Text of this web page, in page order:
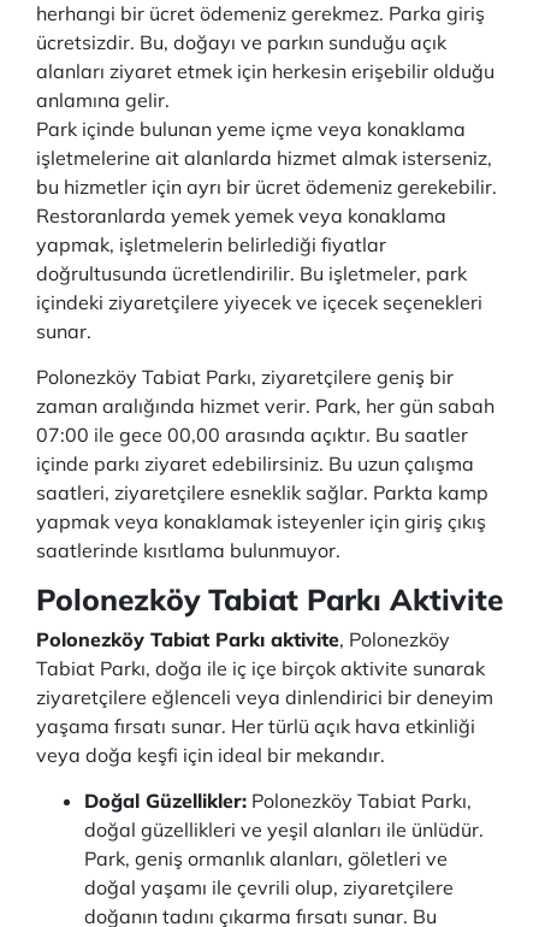
herhangi bir ücret ödemeniz gerekmez. Parka giriş
ücretsizdir. Bu, doğayı ve parkın sunduğu açık
alanları ziyaret etmek için herkesin erişebilir olduğu
anlamına gelir.
Park içinde bulunan yeme içme veya konaklama
işletmelerine ait alanlarda hizmet almak isterseniz,
bu hizmetler için ayrı bir ücret ödemeniz gerekebilir.
Restoranlarda yemek yemek veya konaklama
yapmak, işletmelerin belirlediği fiyatlar
doğrultusunda ücretlendirilir. Bu işletmeler, park
içindeki ziyaretçilere yiyecek ve içecek seçenekleri
sunar.
Polonezköy Tabiat Parkı, ziyaretçilere geniş bir
zaman aralığında hizmet verir. Park, her gün sabah
07:00 ile gece 00,00 arasında açıktır. Bu saatler
içinde parkı ziyaret edebilirsiniz. Bu uzun çalışma
saatleri, ziyaretçilere esneklik sağlar. Parkta kamp
yapmak veya konaklamak isteyenler için giriş çıkış
saatlerinde kısıtlama bulunmuyor.
Polonezköy Tabiat Parkı Aktivite
Polonezköy Tabiat Parkı aktivite, Polonezköy
Tabiat Parkı, doğa ile iç içe birçok aktivite sunarak
ziyaretçilere eğlenceli veya dinlendirici bir deneyim
yaşama fırsatı sunar. Her türlü açık hava etkinliği
veya doğa keşfi için ideal bir mekandır.
Doğal Güzellikler: Polonezköy Tabiat Parkı,
doğal güzellikleri ve yeşil alanları ile ünlüdür.
Park, geniş ormanlık alanları, göletleri ve
doğal yaşamı ile çevrili olup, ziyaretçilere
doğanın tadını çıkarma fırsatı sunar. Bu